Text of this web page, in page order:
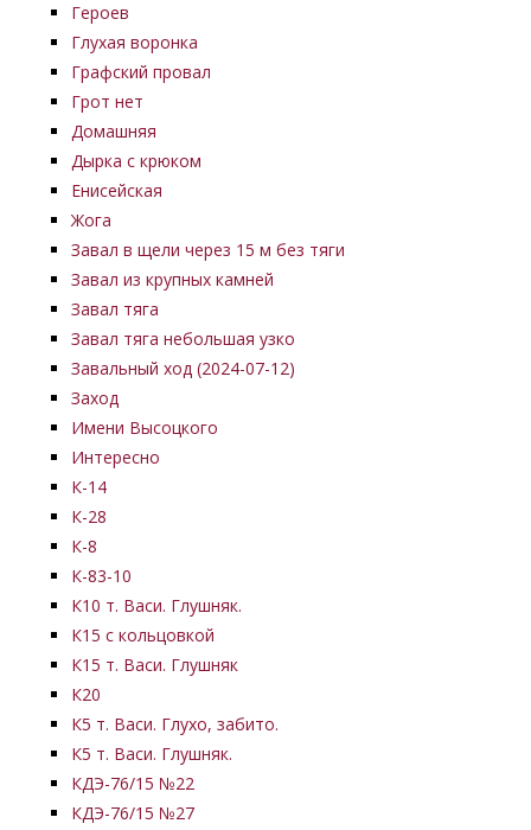
Героев
Глухая воронка
Графский провал
Грот нет
Домашняя
Дырка с крюком
Енисейская
Жога
Завал в щели через 15 м без тяги
Завал из крупных камней
Завал тяга
Завал тяга небольшая узко
Завальный ход (2024-07-12)
Заход
Имени Высоцкого
Интересно
К-14
К-28
К-8
К-83-10
К10 т. Васи. Глушняк.
К15 с кольцовкой
К15 т. Васи. Глушняк
К20
К5 т. Васи. Глухо, забито.
К5 т. Васи. Глушняк.
КДЭ-76/15 №22
КДЭ-76/15 №27